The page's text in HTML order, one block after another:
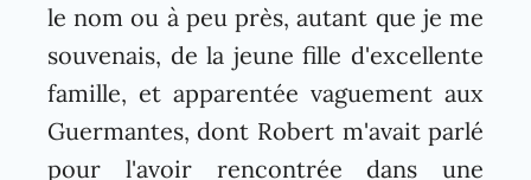
le nom ou à peu près, autant que je me
souvenais, de la jeune fille d'excellente
famille, et apparentée vaguement aux
Guermantes, dont Robert m'avait parlé
pour l'avoir rencontrée dans une